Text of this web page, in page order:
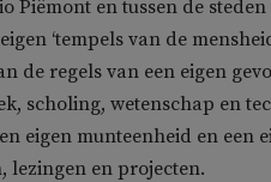
Piëmont en tussen de
‘tempels van de
de regels van een eigen
scholing, wetenschap en
eigen munteenheid en een
lezingen en projecten.